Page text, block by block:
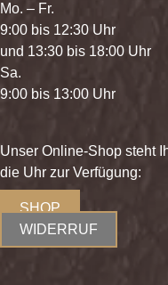
Mo. – Fr.
9:00 bis 12:30 Uhr
und 13:30 bis 18:00 Uhr
Sa.
9:00 bis 13:00 Uhr
Unser Online-Shop steht
die Uhr zur Verfügung:
SHOP
WIDERRUF